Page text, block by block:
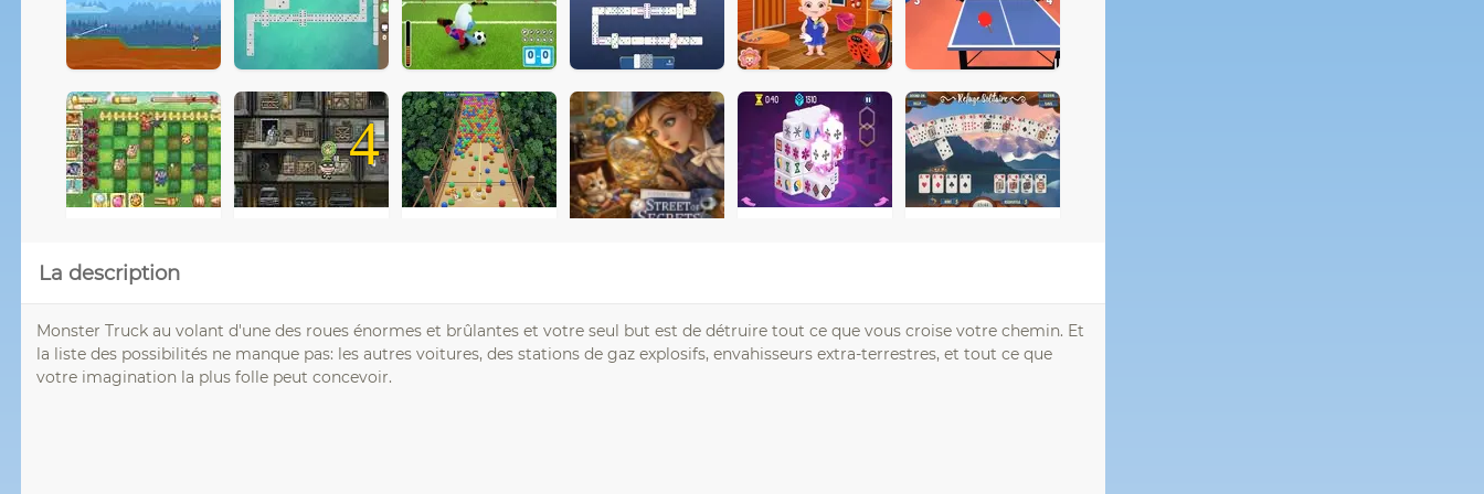
4
La description
Monster Truck au volant d'une des roues énormes et brûlantes et votre seul but est de détruire tout ce que vous croise votre chemin. Et
la liste des possibilités ne manque pas: les autres voitures, des stations de gaz explosifs, envahisseurs extra-terrestres, et tout ce que
votre imagination la plus folle peut concevoir.